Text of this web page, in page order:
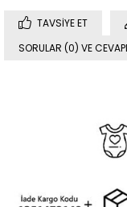
TAVSIYE ET
SORULAR (0) VE